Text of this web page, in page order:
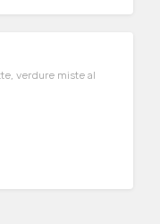
verdure miste al